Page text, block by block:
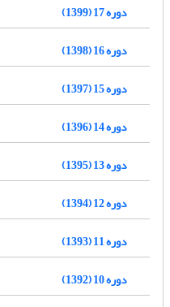
دوره 17 (1399)
دوره 16 (1398)
دوره 15 (1397)
دوره 14 (1396)
دوره 13 (1395)
دوره 12 (1394)
دوره 11 (1393)
دوره 10 (1392)